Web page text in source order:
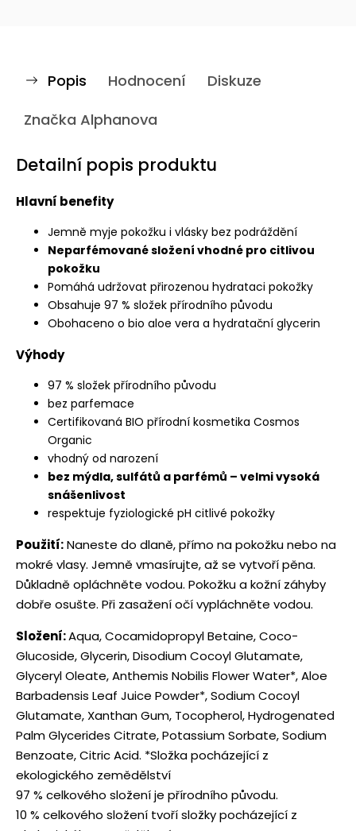
Popis Hodnocení
Diskuze
Značka Alphanova
Detailní popis produktu
Hlavní benefity
Jemně myje pokožku i vlásky bez podráždění
Neparfémované složení vhodné pro citlivou
pokožku
Pomáhá udržovat přirozenou hydrataci pokožky
Obsahuje 97 % složek přírodního původu
Obohaceno o bio aloe vera a hydratační glycerin
Výhody
97 % složek přírodního původu
bez parfemace
Certifikovaná BIO přírodní kosmetika Cosmos
Organic
vhodný od narození
bez mýdla, sulfátů a parfémů – velmi vysoká
snášenlivost
respektuje fyziologické pH citlivé pokožky
Použití:Naneste do dlaně, přímo na pokožku nebo na
mokré vlasy. Jemně vmasírujte, až se vytvoří pěna.
Důkladně opláchněte vodou. Pokožku a kožní záhyby
dobře osušte. Při zasažení očí vypláchněte vodou.
Složení:Aqua, Cocamidopropyl Betaine, Coco-
Glucoside, Glycerin, Disodium Cocoyl Glutamate,
Glyceryl Oleate, Anthemis Nobilis Flower Water*, Aloe
Barbadensis Leaf Juice Powder*, Sodium Cocoyl
Glutamate, Xanthan Gum, Tocopherol, Hydrogenated
Palm Glycerides Citrate, Potassium Sorbate, Sodium
Benzoate, Citric Acid. *Složka pocházející z
ekologického zemědělství
97 % celkového složení je přírodního původu.
10 % celkového složení tvoří složky pocházející z